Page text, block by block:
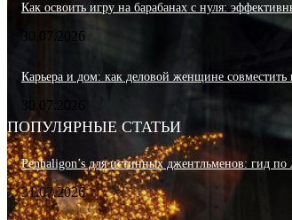
Как освоить игру на барабанах с нуля:
30.07.2026
Карьера и дом: как деловой женщине совместить
30.07.2026
ПОПУЛЯРНЫЕ СТАТЬИ
Penhaligon’s для истинных джентльменов: гид
31.07.2026